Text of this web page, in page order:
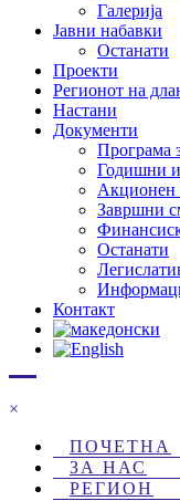
Галерија
Јавни набавки
Останати
Проекти
Регионот на
Настани
Документи
Програма
Годишни
Акционен
Завршни
Останати
Контакт
×
ПОЧЕТНА
ЗА НАС
РЕГИОН